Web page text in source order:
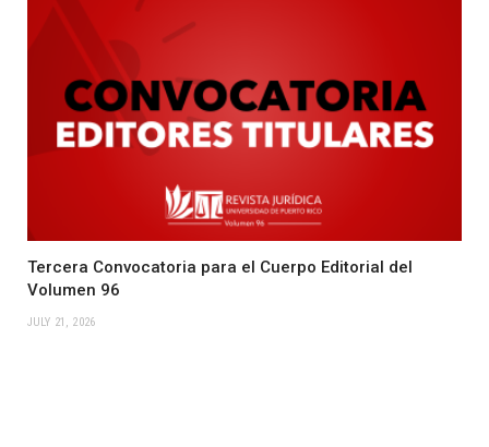
Tercera Convocatoria para el Cuerpo Editorial del
Volumen 96
JULY 21, 2026